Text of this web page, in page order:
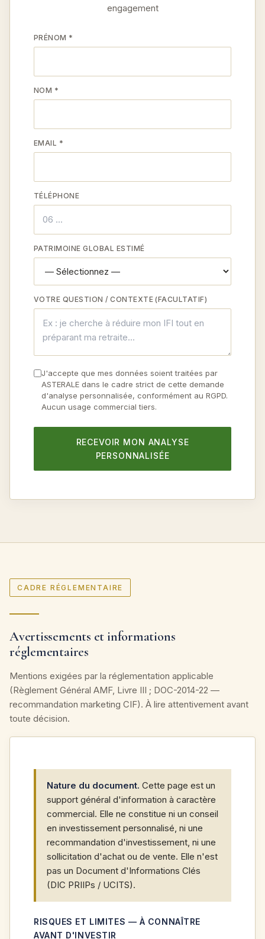
engagement
PRÉNOM *
NOM *
EMAIL *
TÉLÉPHONE
PATRIMOINE GLOBAL ESTIMÉ
VOTRE QUESTION / CONTEXTE (FACULTATIF)
J'accepte que mes données soient traitées par
ASTERALE dans le cadre strict de cette demande
d'analyse personnalisée, conformément au RGPD.
Aucun usage commercial tiers.
RECEVOIR MON ANALYSE
PERSONNALISÉE
CADRE RÉGLEMENTAIRE
Avertissements et informations
réglementaires
Mentions exigées par la réglementation applicable
(Règlement Général AMF, Livre III ; DOC-2014-22 —
recommandation marketing CIF). À lire attentivement avant
toute décision.
Nature du document. Cette page est un
support général d'information à caractère
commercial. Elle ne constitue ni un conseil
en investissement personnalisé, ni une
recommandation d'investissement, ni une
sollicitation d'achat ou de vente. Elle n'est
pas un Document d'Informations Clés
(DIC PRIIPs / UCITS).
RISQUES ET LIMITES — À CONNAÎTRE
AVANT D'INVESTIR